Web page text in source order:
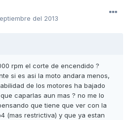
del 2013
rpm el corte de encendido ?
si es asi la moto andara menos,
de los motores ha bajado
caparlas aun mas ? no me lo
que tiene que ver con la
(mas restrictiva) y que ya estan